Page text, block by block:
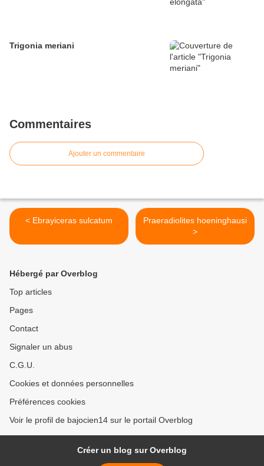
Trigonia meriani
Commentaires
Ajouter un commentaire
< Ebrayiceras sulcatum
Praeradiolites hoeninghausi
>
Hébergé par Overblog
Top articles
Pages
Contact
Signaler un abus
C.G.U.
Cookies et données personnelles
Préférences cookies
Voir le profil de bajocien14 sur le portail Overblog
Créer un blog sur Overblog